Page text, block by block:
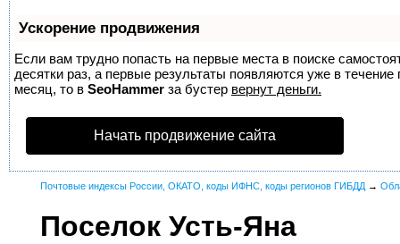
Ускорение продвижения
Если вам трудно попасть на первые места в поиске
десятки раз, а первые результаты появляются уже в
месяц, то в SeoHammer за бустер вернут деньги.
Начать продвижение сайта
Почтовые индексы России, ОКАТО, коды ИФНС, коды регионов ГИБДД →
Поселок Усть-Яна